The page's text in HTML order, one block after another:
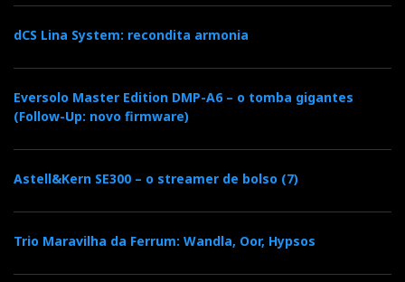
Nota: Deezer e Qobuz não estão disponíveis em
Portugal pelo menos oficialmente.
Também é Roon-ready. Pode aceder a música no seu
É compatível com AirPlay mas falta-lhe a ligação
Bluetooth para telefones Android. Não que isso seja
dCS Lina System: recondita armonia
Eversolo Master Edition DMP-A6 – o tomba gigantes
(Follow-Up: novo firmware)
Astell&Kern SE300 – o streamer de bolso (7)
Trio Maravilha da Ferrum: Wandla, Oor, Hypsos